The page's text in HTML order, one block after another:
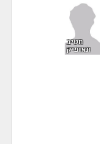
חטיב
תאופיק